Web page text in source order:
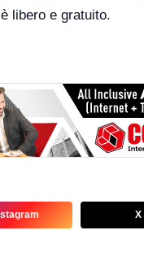
libero e gratuito.
X